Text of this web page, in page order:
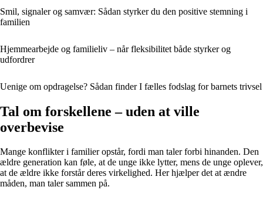
Smil, signaler og samvær: Sådan styrker du den positive stemning i
familien
Hjemmearbejde og familieliv – når fleksibilitet både styrker og
udfordrer
Uenige om opdragelse? Sådan finder I fælles fodslag for barnets trivsel
Tal om forskellene – uden at ville
overbevise
Mange konflikter i familier opstår, fordi man taler forbi hinanden. Den
ældre generation kan føle, at de unge ikke lytter, mens de unge oplever,
at de ældre ikke forstår deres virkelighed. Her hjælper det at ændre
måden, man taler sammen på.